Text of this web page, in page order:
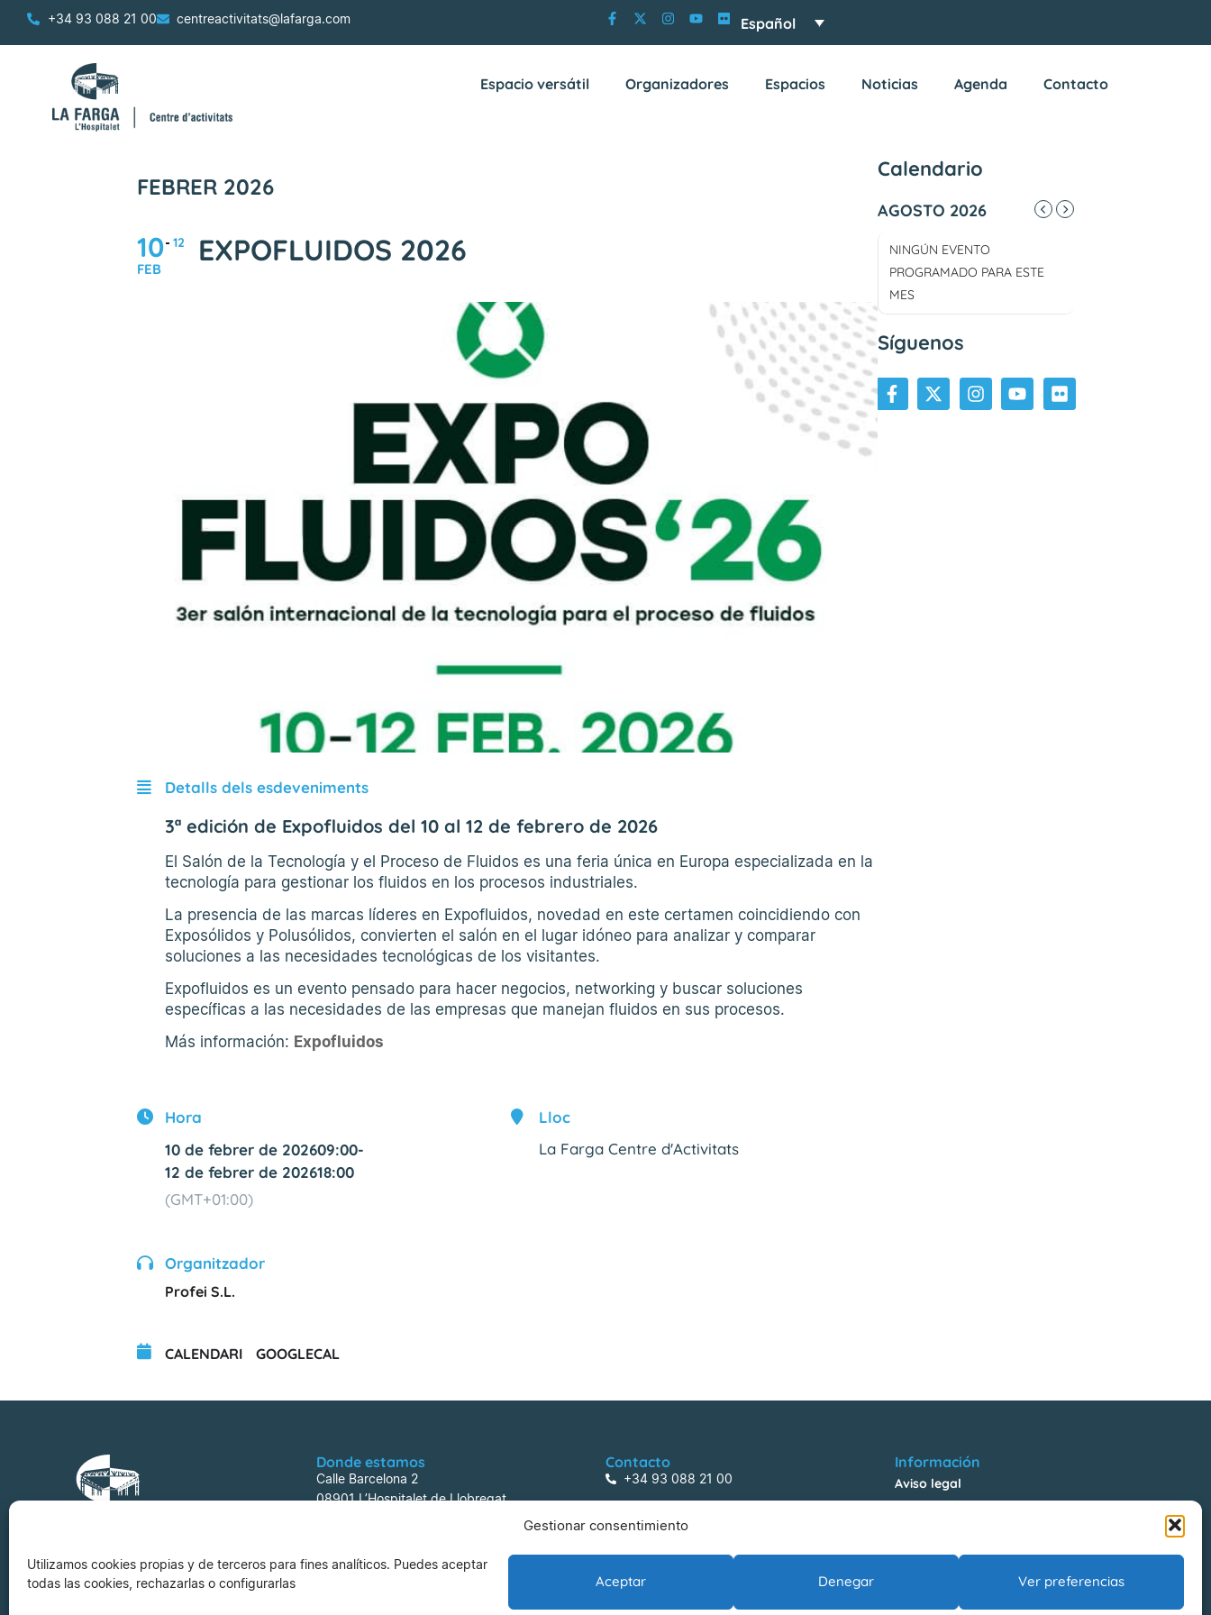
Gestionar consentimiento
Utilizamos cookies propias y de terceros para fines analíticos. Puedes aceptar
todas las cookies, rechazarlas o configurarlas
Aceptar Denegar Ver preferencias
+34 93 088 21 00 centreactivitats@lafarga.com Español
Espacio versátil Organizadores Espacios Noticias Agenda Contacto
FEBRER 2026
10
FEB
12 EXPOFLUIDOS 2026
Detalls dels esdeveniments
3ª edición de Expofluidos del 10 al 12 de febrero de 2026
El Salón de la Tecnología y el Proceso de Fluidos es una feria única en Europa especializada en la
tecnología para gestionar los fluidos en los procesos industriales.
La presencia de las marcas líderes en Expofluidos, novedad en este certamen coincidiendo con
Exposólidos y Polusólidos, convierten el salón en el lugar idóneo para analizar y comparar
soluciones a las necesidades tecnológicas de los visitantes.
Expofluidos es un evento pensado para hacer negocios, networking y buscar soluciones
específicas a las necesidades de las empresas que manejan fluidos en sus procesos.
Más información: Expofluidos
Hora
10 de febrer de 202609:00-
12 de febrer de 202618:00
(GMT+01:00)
Lloc
La Farga Centre d'Activitats
Organitzador
Profei S.L.
CALENDARI GOOGLECAL
Calendario
AGOSTO 2026
NINGÚN EVENTO
PROGRAMADO PARA ESTE
MES
Síguenos
Donde estamos
Calle Barcelona 2
08901 L’Hospitalet de Llobregat
Contacto
+34 93 088 21 00
Información
Aviso legal